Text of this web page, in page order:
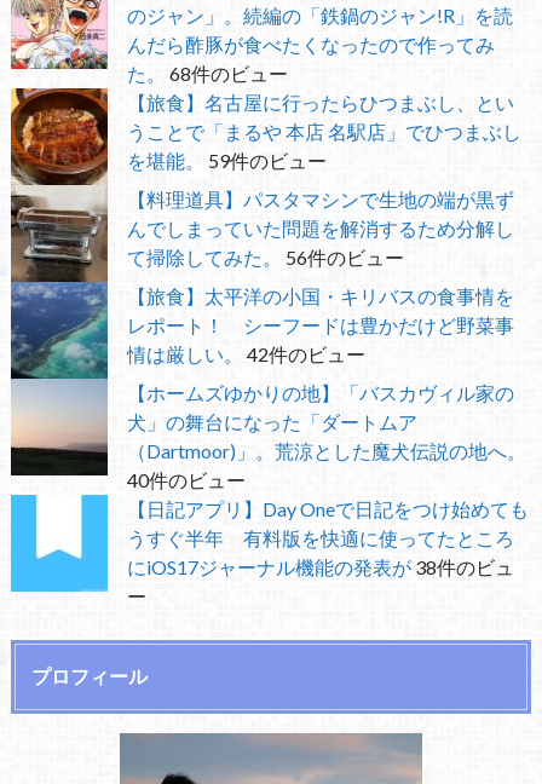
のジャン」。続編の「鉄鍋のジャン!R」を読
んだら酢豚が食べたくなったので作ってみ
た。
68件のビュー
【旅食】名古屋に行ったらひつまぶし、とい
うことで「まるや 本店 名駅店」でひつまぶし
を堪能。
59件のビュー
【料理道具】パスタマシンで生地の端が黒ず
んでしまっていた問題を解消するため分解し
て掃除してみた。
56件のビュー
【旅食】太平洋の小国・キリバスの食事情を
レポート！ シーフードは豊かだけど野菜事
情は厳しい。
42件のビュー
【ホームズゆかりの地】「バスカヴィル家の
犬」の舞台になった「ダートムア
（Dartmoor)」。荒涼とした魔犬伝説の地へ。
40件のビュー
【日記アプリ】Day Oneで日記をつけ始めても
うすぐ半年 有料版を快適に使ってたところ
にiOS17ジャーナル機能の発表が 38件のビュ
ー
プロフィール